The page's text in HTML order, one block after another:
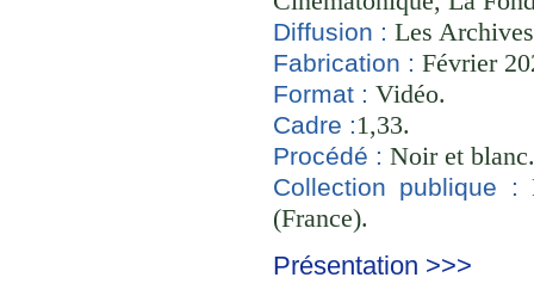
Diffusion : Les
Fabrication : Février
Format : Vidéo.
Cadre :1,33.
Procédé : Noir et
Collection publique :
(France).
Présentation >>>